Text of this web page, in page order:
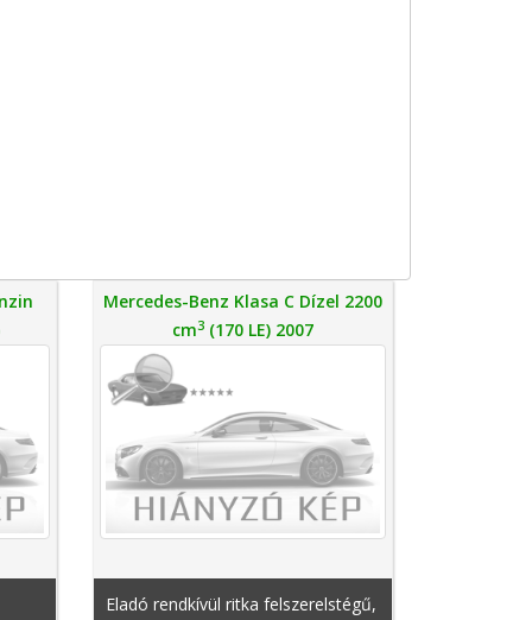
Mercedes-Benz Klasa C Dízel 2200
cm3 (170 LE) 2007
Eladó rendkívül ritka felszerelstégű,